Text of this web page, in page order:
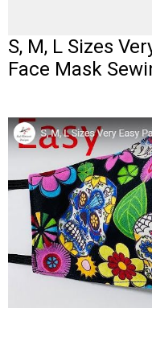
S, M, L Sizes
Face Mask